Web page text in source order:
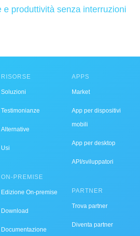
e produttività senza interruzioni
RISORSE
Soluzioni
Testimonianze
Alternative
Usi
ON-PREMISE
Edizione On-premise
Download
Documentazione
APPS
Market
App per dispositivi
mobili
App per desktop
API/sviluppatori
PARTNER
Trova partner
Diventa partner